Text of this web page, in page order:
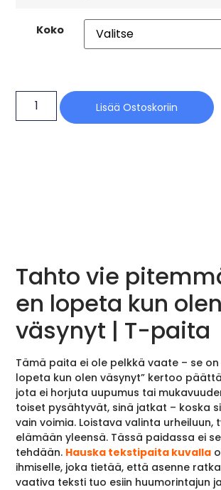
Koko
Lisää Ostoskoriin
Tahto vie
en lopeta kun olen
väsynyt | T-paita
Tämä paita ei ole pelkkä vaate – se on
lopeta kun olen väsynyt” kertoo
jota ei horjuta uupumus tai
toiset pysähtyvät, sinä jatkat – koska
vain voimia. Loistava valinta urheiluun,
elämään yleensä. Tässä paidassa ei
tehdään. Hauska tekstipaita kuvalla
ihmiselle, joka tietää, että asenne
vaativa teksti tuo esiin huumorintajun